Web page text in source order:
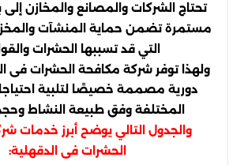
تحتاج الشركات والمصانع والمخازن
مستمرة تضمن حماية المنشآت
التي قد تسببها الحشرات
ولهذا توفر شركة مكافحة الحشرات فى
دورية مصممة خصيصًا لتلبية
المختلفة وفق طبيعة النشاط
والجدول التالي يوضح أبرز خدمات
الحشرات فى الدقهلية: